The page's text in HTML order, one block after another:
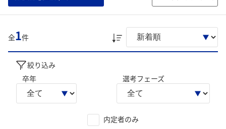
全1件
絞り込み
卒年
選考フェーズ
内定者のみ